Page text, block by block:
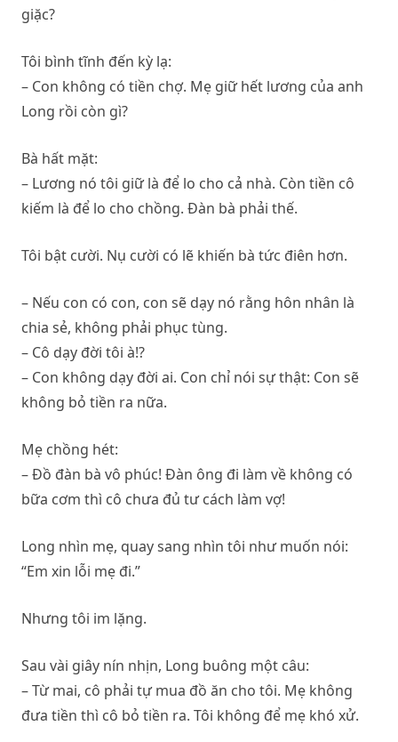
giặc?
Tôi bình tĩnh đến kỳ lạ:
– Con không có tiền chợ. Mẹ giữ hết lương của anh
Long rồi còn gì?
Bà hất mặt:
– Lương nó tôi giữ là để lo cho cả nhà. Còn tiền cô
kiếm là để lo cho chồng. Đàn bà phải thế.
Tôi bật cười. Nụ cười có lẽ khiến bà tức điên hơn.
– Nếu con có con, con sẽ dạy nó rằng hôn nhân là
chia sẻ, không phải phục tùng.
– Cô dạy đời tôi à!?
– Con không dạy đời ai. Con chỉ nói sự thật: Con sẽ
không bỏ tiền ra nữa.
Mẹ chồng hét:
– Đồ đàn bà vô phúc! Đàn ông đi làm về không có
bữa cơm thì cô chưa đủ tư cách làm vợ!
Long nhìn mẹ, quay sang nhìn tôi như muốn nói:
“Em xin lỗi mẹ đi.”
Nhưng tôi im lặng.
Sau vài giây nín nhịn, Long buông một câu:
– Từ mai, cô phải tự mua đồ ăn cho tôi. Mẹ không
đưa tiền thì cô bỏ tiền ra. Tôi không để mẹ khó xử.